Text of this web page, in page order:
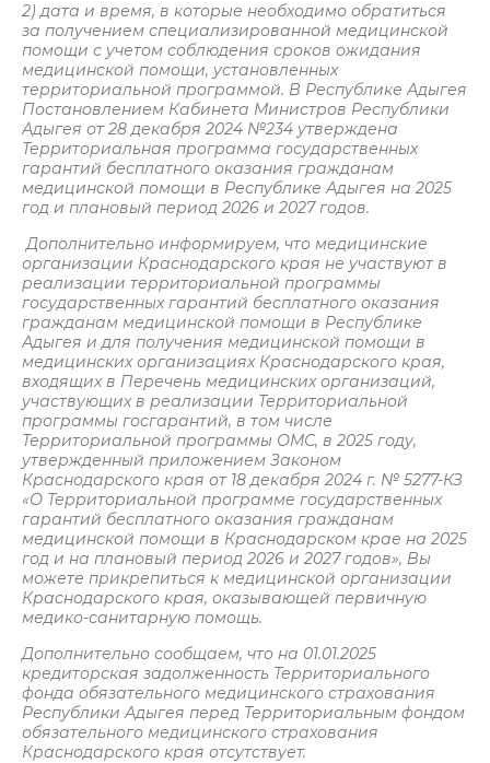
2) дата и время, в которые необходимо обратиться
за получением специализированной медицинской
помощи с учетом соблюдения сроков ожидания
медицинской помощи, установленных
территориальной программой. В Республике Адыгея
Постановлением Кабинета Министров Республики
Адыгея от 28 декабря 2024 №234 утверждена
Территориальная программа государственных
гарантий бесплатного оказания гражданам
медицинской помощи в Республике Адыгея на 2025
год и плановый период 2026 и 2027 годов.
Дополнительно информируем, что медицинские
организации Краснодарского края не участвуют в
реализации территориальной программы
государственных гарантий бесплатного оказания
гражданам медицинской помощи в Республике
Адыгея и для получения медицинской помощи в
медицинских организациях Краснодарского края,
входящих в Перечень медицинских организаций,
участвующих в реализации Территориальной
программы госгарантий, в том числе
Территориальной программы ОМС, в 2025 году,
утвержденный приложением Законом
Краснодарского края от 18 декабря 2024 г. № 5277-КЗ
«О Территориальной программе государственных
гарантий бесплатного оказания гражданам
медицинской помощи в Краснодарском крае на 2025
год и на плановый период 2026 и 2027 годов», Вы
можете прикрепиться к медицинской организации
Краснодарского края, оказывающей первичную
медико-санитарную помощь.
Дополнительно сообщаем, что на 01.01.2025
кредиторская задолженность Территориального
фонда обязательного медицинского страхования
Республики Адыгея перед Территориальным фондом
обязательного медицинского страхования
Краснодарского края отсутствует.